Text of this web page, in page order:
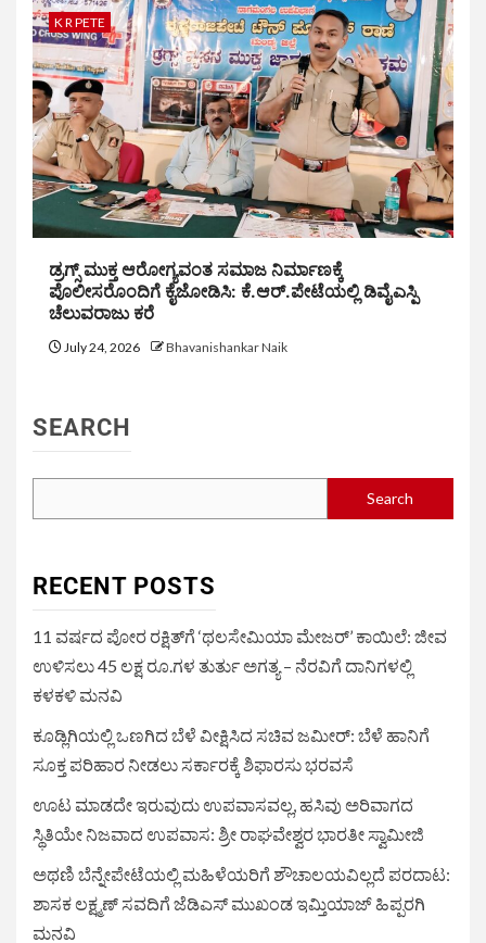
K R PETE
ಡ್ರಗ್ಸ್ ಮುಕ್ತ ಆರೋಗ್ಯವಂತ ಸಮಾಜ ನಿರ್ಮಾಣಕ್ಕೆ
ಪೊಲೀಸರೊಂದಿಗೆ ಕೈಜೋಡಿಸಿ: ಕೆ.ಆರ್.ಪೇಟೆಯಲ್ಲಿ ಡಿವೈಎಸ್ಪಿ
ಚೆಲುವರಾಜು ಕರೆ
July 24, 2026 Bhavanishankar Naik
SEARCH
Search
RECENT POSTS
11 ವರ್ಷದ ಪೋರ ರಕ್ಷಿತ್‌ಗೆ ‘ಥಲಸೇಮಿಯಾ ಮೇಜರ್’ ಕಾಯಿಲೆ: ಜೀವ
ಉಳಿಸಲು 45 ಲಕ್ಷ ರೂ.ಗಳ ತುರ್ತು ಅಗತ್ಯ – ನೆರವಿಗೆ ದಾನಿಗಳಲ್ಲಿ
ಕಳಕಳಿ ಮನವಿ
ಕೂಡ್ಲಿಗಿಯಲ್ಲಿ ಒಣಗಿದ ಬೆಳೆ ವೀಕ್ಷಿಸಿದ ಸಚಿವ ಜಮೀರ್: ಬೆಳೆ ಹಾನಿಗೆ
ಸೂಕ್ತ ಪರಿಹಾರ ನೀಡಲು ಸರ್ಕಾರಕ್ಕೆ ಶಿಫಾರಸು ಭರವಸೆ
ಊಟ ಮಾಡದೇ ಇರುವುದು ಉಪವಾಸವಲ್ಲ, ಹಸಿವು ಅರಿವಾಗದ
ಸ್ಥಿತಿಯೇ ನಿಜವಾದ ಉಪವಾಸ: ಶ್ರೀ ರಾಘವೇಶ್ವರ ಭಾರತೀ ಸ್ವಾಮೀಜಿ
ಅಥಣಿ ಬೆನ್ನೇಪೇಟೆಯಲ್ಲಿ ಮಹಿಳೆಯರಿಗೆ ಶೌಚಾಲಯವಿಲ್ಲದೆ ಪರದಾಟ:
ಶಾಸಕ ಲಕ್ಷ್ಮಣ್ ಸವದಿಗೆ ಜೆಡಿಎಸ್ ಮುಖಂಡ ಇಮ್ತಿಯಾಜ್ ಹಿಪ್ಪರಗಿ
ಮನವಿ